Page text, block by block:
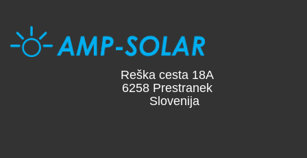
Reška cesta 18A
6258 Prestranek
Slovenija